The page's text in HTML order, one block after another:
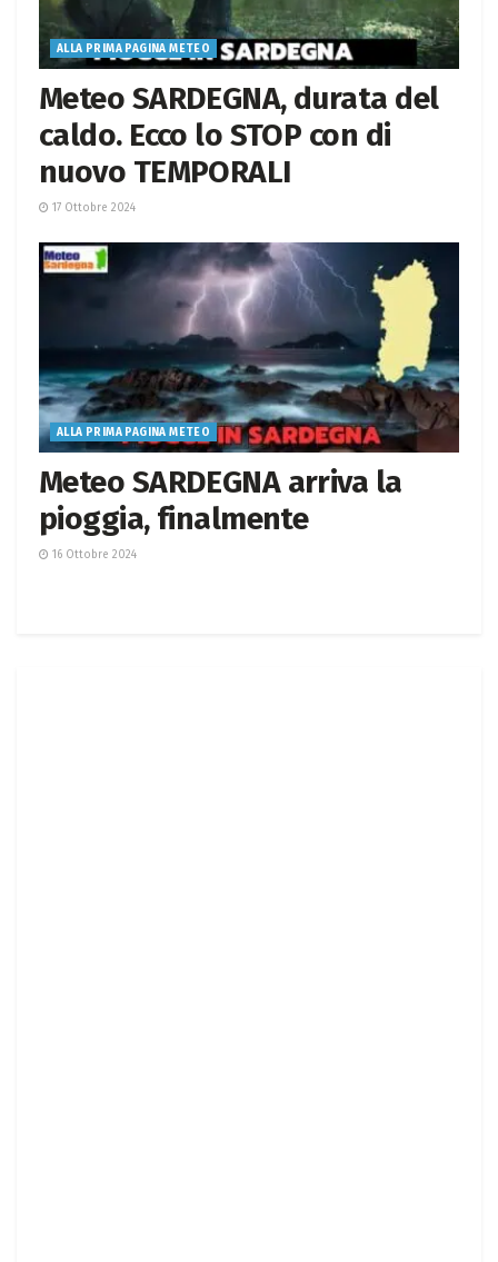
ALLA PRIMA PAGINA METEO
Meteo SARDEGNA, durata del
caldo. Ecco lo STOP con di
nuovo TEMPORALI
17 Ottobre 2024
ALLA PRIMA PAGINA METEO
Meteo SARDEGNA arriva la
pioggia, finalmente
16 Ottobre 2024